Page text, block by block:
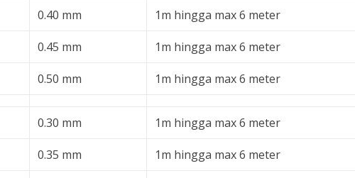
0.40 mm 1m hingga max 6 meter
0.45 mm 1m hingga max 6 meter
0.50 mm 1m hingga max 6 meter
0.30 mm 1m hingga max 6 meter
0.35 mm 1m hingga max 6 meter